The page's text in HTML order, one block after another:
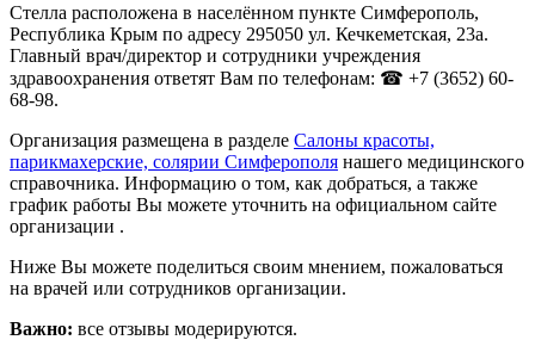
Стелла расположена в населённом пункте Симферополь,
Республика Крым по адресу 295050 ул. Кечкеметская, 23а.
Главный врач/директор и сотрудники учреждения
здравоохранения ответят Вам по телефонам: ☎ +7 (3652) 60-
68-98.
Организация размещена в разделе Салоны красоты,
парикмахерские, солярии Симферополя нашего медицинского
справочника. Информацию о том, как добраться, а также
график работы Вы можете уточнить на официальном сайте
организации .
Ниже Вы можете поделиться своим мнением, пожаловаться
на врачей или сотрудников организации.
Важно: все отзывы модерируются.